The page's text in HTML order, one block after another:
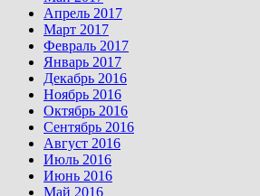
Апрель 2017
Март 2017
Февраль 2017
Январь 2017
Декабрь 2016
Ноябрь 2016
Октябрь 2016
Сентябрь 2016
Август 2016
Июль 2016
Июнь 2016
Май 2016